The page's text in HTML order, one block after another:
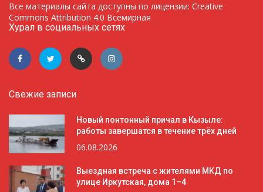
Все материалы сайта доступны по лицензии: Creative
Commons Attribution 4.0 Всемирная
Хурал в социальных сетях
Свежие записи
Новый понтонный причал в Кызыле:
работы завершатся в течение трёх дней
06.08.2026
Выездная встреча с жителями МКД по
улице Иркутская, дома 1–4